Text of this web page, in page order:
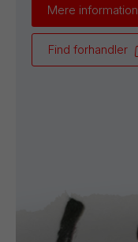
Mere information
Find forhandler